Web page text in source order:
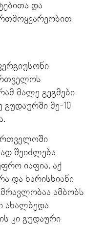
და
მალე გეგმები
გუდაურში მე-10
შეიძლება
იაფია. აქ
და ხარისხიანი
ამბობს
ახალბედა
კი გუდაური